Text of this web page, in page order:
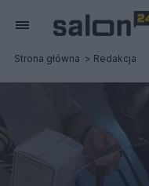
Strona główna Redakcja